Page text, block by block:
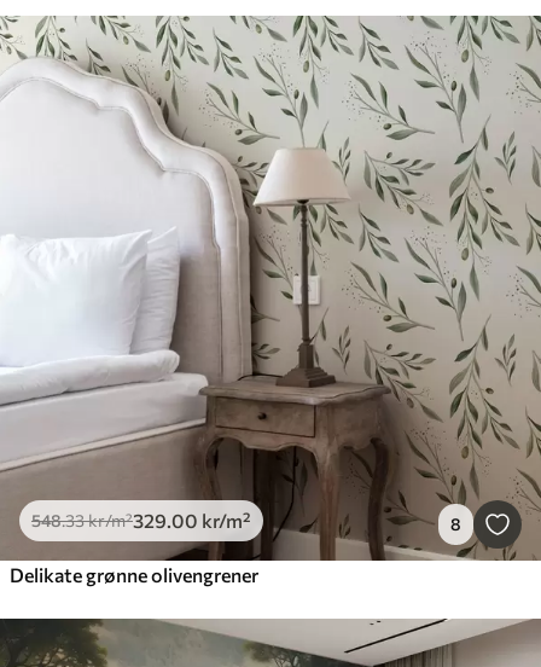
548.33kr/m²329.00 kr/m² 8
Delikate grønne olivengrener